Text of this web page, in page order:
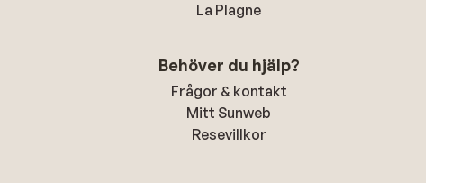
La Plagne
Behöver du hjälp?
Frågor & kontakt
Mitt Sunweb
Resevillkor